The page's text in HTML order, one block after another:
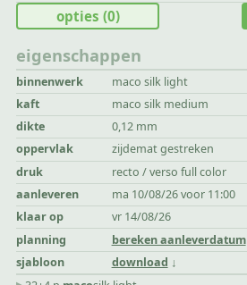
eigenschappen
binnenwerk maco silk light
kaft
maco silk medium
dikte
0,12 mm
oppervlak
zijdemat gestreken
druk
recto / verso full color
aanleveren
ma 10/08/26 voor 11:00
klaar op
vr 14/08/26
planning
bereken aanleverdatum
sjabloon
download
opties (0)